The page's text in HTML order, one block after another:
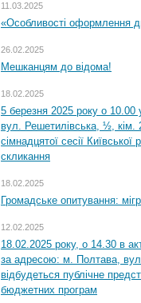
11.03.2025
«Особливості оформлення
26.02.2025
Мешканцям до відома!
18.02.2025
5 березня 2025 року о 10.00
вул. Решетилівська, ½, кім.
сімнадцятої сесії
скликання
18.02.2025
Громадське опитування:
12.02.2025
18.02.2025 року, о 14.30 в
за адресою: м. Полтава,
відбудеться публічне
бюджетних програм